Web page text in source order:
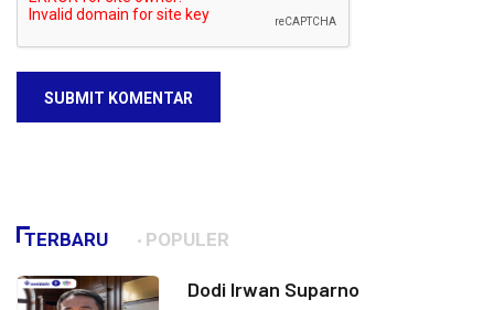
SUBMIT KOMENTAR
TERBARU POPULER
Dodi Irwan Suparno